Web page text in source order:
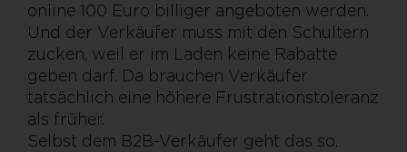
online 100 Euro billiger angeboten werden.
Und der Verkäufer muss mit den Schultern
zucken, weil er im Laden keine Rabatte
geben darf. Da brauchen Verkäufer
tatsächlich eine höhere Frustrationstoleranz
als früher.
Selbst dem B2B-Verkäufer geht das so.